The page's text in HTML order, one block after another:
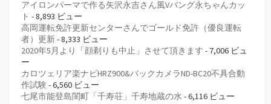
アイロンパーマで作る矢沢永吉さん風Vバング永ちゃんカッ
ト - 8,893 ビュー
高岡運転免許更新センターさんでゴールド免許（優良運転
者）更新- 8,333 ビュー
2020年5月より「顔剃りも中止」させて頂きます - 7,006 ビュ
ー
カロツェリア楽ナビHRZ900&バックカメラND-BC20不具合動
作試験 - 6,560 ビュー
七尾市能登島閨町「千寿荘」千寿地蔵の水 - 6,116 ビュー